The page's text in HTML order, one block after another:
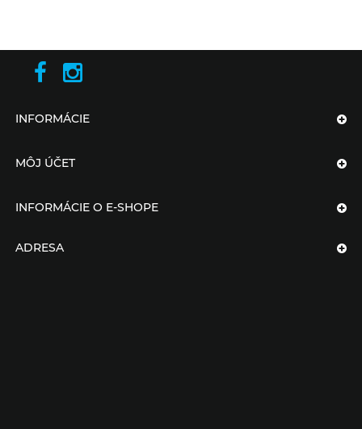
INFORMÁCIE
MÔJ ÚČET
INFORMÁCIE O E-SHOPE
ADRESA